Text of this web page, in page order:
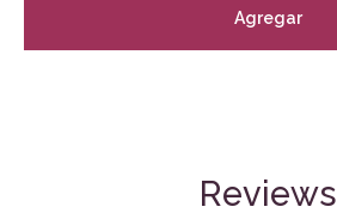
Agregar
Reviews